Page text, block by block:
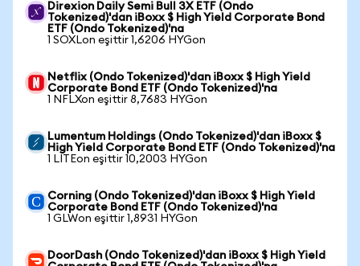
Direxion Daily Semi Bull 3X ETF (Ondo
Tokenized)'dan iBoxx $ High Yield Corporate Bond
ETF (Ondo Tokenized)'na
1 SOXLon eşittir 1,6206 HYGon
Netflix (Ondo Tokenized)'dan iBoxx $ High Yield
Corporate Bond ETF (Ondo Tokenized)'na
1 NFLXon eşittir 8,7683 HYGon
Lumentum Holdings (Ondo Tokenized)'dan iBoxx $
High Yield Corporate Bond ETF (Ondo Tokenized)'na
1 LITEon eşittir 10,2003 HYGon
Corning (Ondo Tokenized)'dan iBoxx $ High Yield
Corporate Bond ETF (Ondo Tokenized)'na
1 GLWon eşittir 1,8931 HYGon
DoorDash (Ondo Tokenized)'dan iBoxx $ High Yield